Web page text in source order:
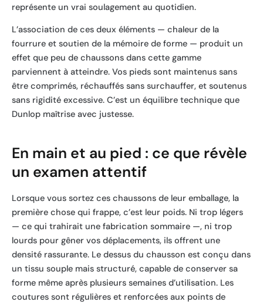
représente un vrai soulagement au quotidien.
L’association de ces deux éléments — chaleur de la
fourrure et soutien de la mémoire de forme — produit un
effet que peu de chaussons dans cette gamme
parviennent à atteindre. Vos pieds sont maintenus sans
être comprimés, réchauffés sans surchauffer, et soutenus
sans rigidité excessive. C’est un équilibre technique que
Dunlop maîtrise avec justesse.
En main et au pied : ce que révèle
un examen attentif
Lorsque vous sortez ces chaussons de leur emballage, la
première chose qui frappe, c’est leur poids. Ni trop légers
— ce qui trahirait une fabrication sommaire —, ni trop
lourds pour gêner vos déplacements, ils offrent une
densité rassurante. Le dessus du chausson est conçu dans
un tissu souple mais structuré, capable de conserver sa
forme même après plusieurs semaines d’utilisation. Les
coutures sont régulières et renforcées aux points de